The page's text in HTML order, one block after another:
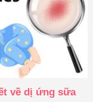
về dị ứng sữa